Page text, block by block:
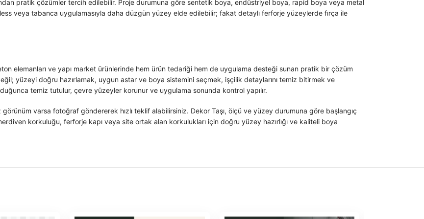
pratik çözümler tercih edilebilir. Proje durumuna göre sentetik boya, endüstriyel boya, rapid boya veya metal
veya tabanca uygulamasıyla daha düzgün yüzey elde edilebilir; fakat detaylı ferforje yüzeylerde fırça ile
elemanları ve yapı market ürünlerinde hem ürün tedariği hem de uygulama desteği sunan pratik bir çözüm
yüzeyi doğru hazırlamak, uygun astar ve boya sistemini seçmek, işçilik detaylarını temiz bitirmek ve
temiz tutulur, çevre yüzeyler korunur ve uygulama sonunda kontrol yapılır.
görünüm varsa fotoğraf göndererek hızlı teklif alabilirsiniz. Dekor Taşı, ölçü ve yüzey durumuna göre başlangıç
korkuluğu, ferforje kapı veya site ortak alan korkulukları için doğru yüzey hazırlığı ve kaliteli boya